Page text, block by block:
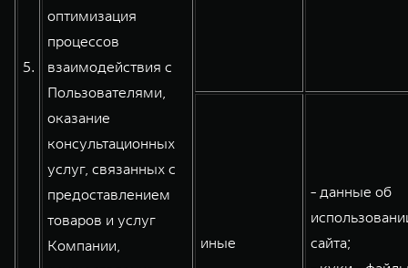
5.
оптимизация
процессов
взаимодействия с
Пользователями,
оказание
консультационных
услуг, связанных с
предоставлением
товаров и услуг
Компании,
иные
- данные об
сайта;